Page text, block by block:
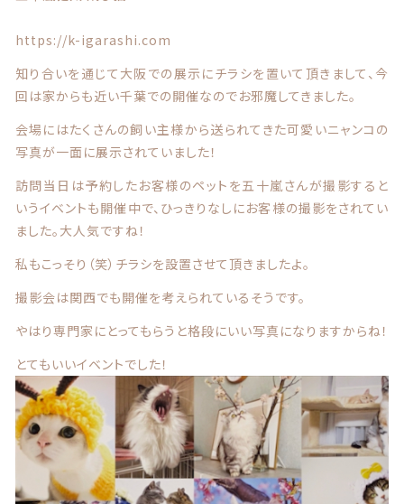
https://k-igarashi.com
知り合いを通じて大阪での展示にチラシを置いて頂きまして、今
回は家からも近い千葉での開催なのでお邪魔してきました。
会場にはたくさんの飼い主様から送られてきた可愛いニャンコの
写真が一面に展示されていました！
訪問当日は予約したお客様のペットを五十嵐さんが撮影すると
いうイベントも開催中で、ひっきりなしにお客様の撮影をされてい
ました。大人気ですね！
私もこっそり（笑）チラシを設置させて頂きましたよ。
撮影会は関西でも開催を考えられているそうです。
やはり専門家にとってもらうと格段にいい写真になりますからね！
とてもいいイベントでした！
ランキング
セール商品
商品一覧
注文履歴
ご利用ガイド
当店について
マグカップ、雑貨（ブリキ缶等）
アクリルスタンド アクリルフィギュア
バッグ ポーチ
うちの子写真追加、ラッピング
並び順